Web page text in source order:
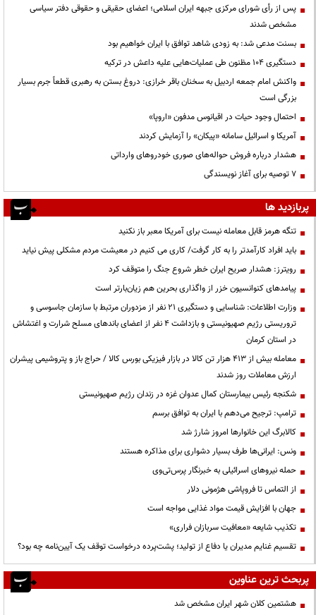
پس از رأی شورای مرکزی جبهه ایران اسلامی؛ اعضای حقیقی و حقوقی دفتر سیاسی
مشخص شدند
بسنت مدعی شد: به زودی شاهد توافق با ایران خواهیم بود
دستگیری ۱۰۴ مظنون طی عملیات‌هایی علیه داعش در ترکیه
واکنش امام جمعه اردبیل به سخنان باقر خرازی: دروغ بستن به رهبری قطعاً جرم بسیار
بزرگی است
احتمال وجود حیات در اقیانوس مدفون «اروپا»
آمریکا و اسرائیل سامانه «پیکان» را آزمایش کردند
هشدار درباره فروش حواله‌های صوری خودروهای وارداتی
۷ توصیه برای آغاز نویسندگی
پربازدید ها
تنگه هرمز قابل معامله نیست برای آمریکا معبر باز نکنید
باید افراد کارآمدتر را به کار گرفت/ کاری می کنیم در معیشت مردم مشکلی پیش نیاید
رویترز: هشدار صریح ایران خطر شروع جنگ را متوقف کرد
پیامدهای کنوانسیون خزر از واگذاری بحرین هم زیان‌بارتر است
وزارت اطلاعات: شناسایی و دستگیری ۲۱ نفر از مزدوران مرتبط با سازمان جاسوسی و
تروریستی رژیم صهیونیستی و بازداشت ۴ نفر از اعضای باندهای مسلح شرارت و اغتشاش
در استان کرمان
معامله بیش از ۴۱۳ هزار تن کالا در بازار فیزیکی بورس کالا / حراج باز و پتروشیمی پیشران
ارزش معاملات روز شدند
شکنجه رئیس بیمارستان کمال عدوان غزه در زندان رژیم صهیونیستی
ترامپ: ترجیح می‌دهم با ایران به توافق برسم
کالابرگ این خانوارها امروز شارژ شد
ونس: ایرانی‌ها طرف بسیار دشواری برای مذاکره هستند
حمله نیروهای اسرائیلی به خبرنگار پرس‌تی‌وی
از التماس تا فروپاشی هژمونی دلار
جهان با افزایش قیمت مواد غذایی مواجه است
تکذیب شایعه «معافیت سربازان فراری»
تقسیم غنایم مدیران یا دفاع از تولید؛ پشت‌پرده درخواست توقف یک آیین‌نامه چه بود؟
پربحث ترین عناوین
هشتمین کلان شهر ایران مشخص شد